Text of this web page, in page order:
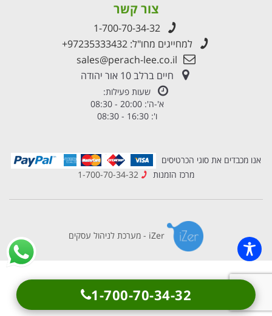
צור קשר
1-700-70-34-32
למחייגים מחו"ל:+97235333432
sales@perach-lee.co.il
חיים ברלב 10 אור יהודה
שעות פעילות:
א'-ה': 20:00 - 08:30
ו': 16:30 - 08:30
אנו מכבדים את סוגי הכרטיסים
מרכז הזמנות
iZer - מערכת לניהול עסקים
1-700-70-34-32
×